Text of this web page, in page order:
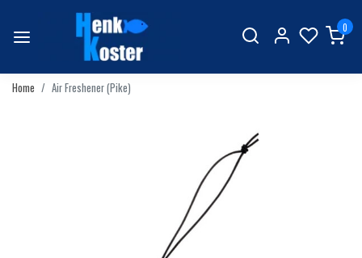
0
Home Air Freshener (Pike)